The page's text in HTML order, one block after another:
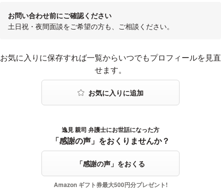
お問い合わせ前にご確認ください
土日祝・夜間面談をご希望の方も、ご相談ください。
お気に入りに登録する
お気に入りに保存すれば一覧からいつでもプロフィールを見直
せます。
感謝の声をおくる逸見 親司 弁護士にお世話になった方
「感謝の声」をおくりませんか？
「感謝の声」をおくる
Amazon ギフト券最大500円分プレゼント!